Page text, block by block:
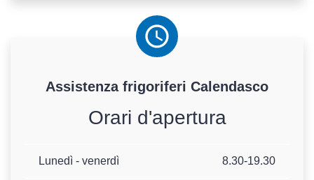
Assistenza frigoriferi Calendasco
Orari d'apertura
Lunedì - venerdì 8.30-19.30